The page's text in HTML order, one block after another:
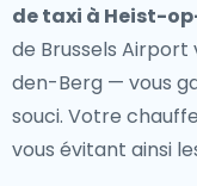
de taxi à Heist-
de Brussels
den-Berg — vous
souci. Votre
vous évitant ainsi